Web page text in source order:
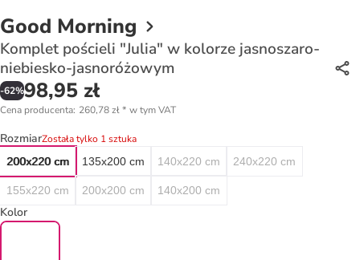
Good Morning
Komplet pościeli "Julia" w kolorze jasnoszaro-
niebiesko-jasnoróżowym
-62%98,95 zł
Cena producenta: 260,78 zł* w tym VAT
RozmiarZostała tylko 1 sztuka
200x220 cm
135x200 cm 140x220 cm 240x220 cm
155x220 cm 200x200 cm 140x200 cm
Kolor